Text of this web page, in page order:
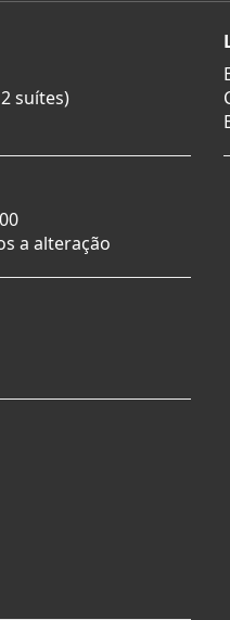
suítes)
a alteração